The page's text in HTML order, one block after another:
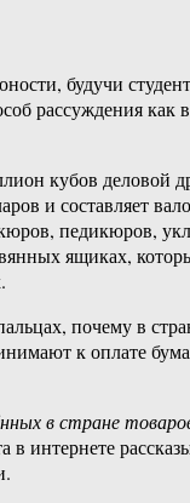
будучи
рассуждения как
кубов деловой
и составляет
педикюров,
ящиках,
почему в
к оплате
в стране
интернете